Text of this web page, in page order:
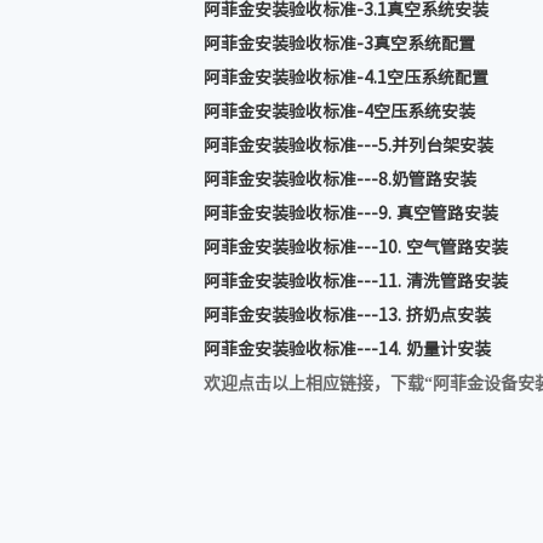
阿菲金安装验收标准-3.1真空系统安装
阿菲金安装验收标准-3真空系统配置
阿菲金安装验收标准-4.1空压系统配置
阿菲金安装验收标准-4空压系统安装
阿菲金安装验收标准---5.并列台架安装
阿菲金安装验收标准---8.奶管路安装
阿菲金安装验收标准---9. 真空管路安装
阿菲金安装验收标准---10. 空气管路安装
阿菲金安装验收标准---11. 清洗管路安装
阿菲金安装验收标准---13. 挤奶点安装
阿菲金安装验收标准---14. 奶量计安装
欢迎点击以上相应链接，下载“阿菲金设备安